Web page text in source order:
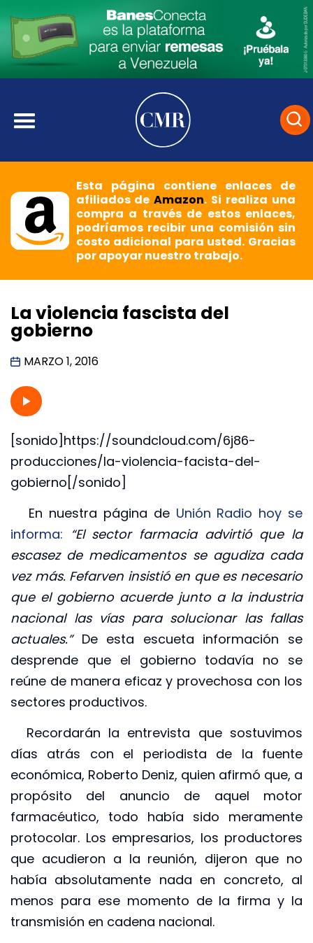
Esta página contiene enlaces de
afiliados deAmazon. Si realiza una
compra a través de estos enlaces,
podríamos recibir una comisión sin
costo adicional para usted. Gracias
por apoyar nuestro trabajo.
La violencia fascista del
gobierno
MARZO 1, 2016
[sonido]https://soundcloud.com/6j86-
producciones/la-violencia-facista-del-
gobierno[/sonido]
En nuestra página de Unión Radio hoy se
informa: “El sector farmacia advirtió que la
escasez de medicamentos se agudiza cada
vez más. Fefarven insistió en que es necesario
que el gobierno acuerde junto a la industria
nacional las vías para solucionar las fallas
actuales.”De esta escueta información se
desprende que el gobierno todavía no se
reúne de manera eficaz y provechosa con los
sectores productivos.
Recordarán la entrevista que sostuvimos
días atrás con el periodista de la fuente
económica, Roberto Deniz, quien afirmó que, a
propósito del anuncio de aquel motor
farmacéutico, todo había sido meramente
protocolar. Los empresarios, los productores
que acudieron a la reunión, dijeron que no
había absolutamente nada en concreto, al
menos para ese momento de la firma y la
transmisión en cadena nacional.